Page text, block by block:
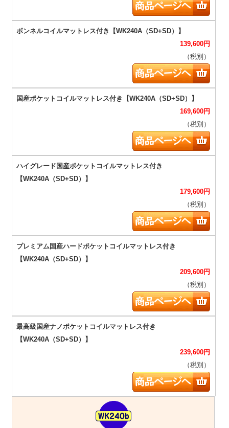
139,600円
（税別）
169,600円
（税別）
179,600円
（税別）
209,600円
（税別）
239,600円
（税別）